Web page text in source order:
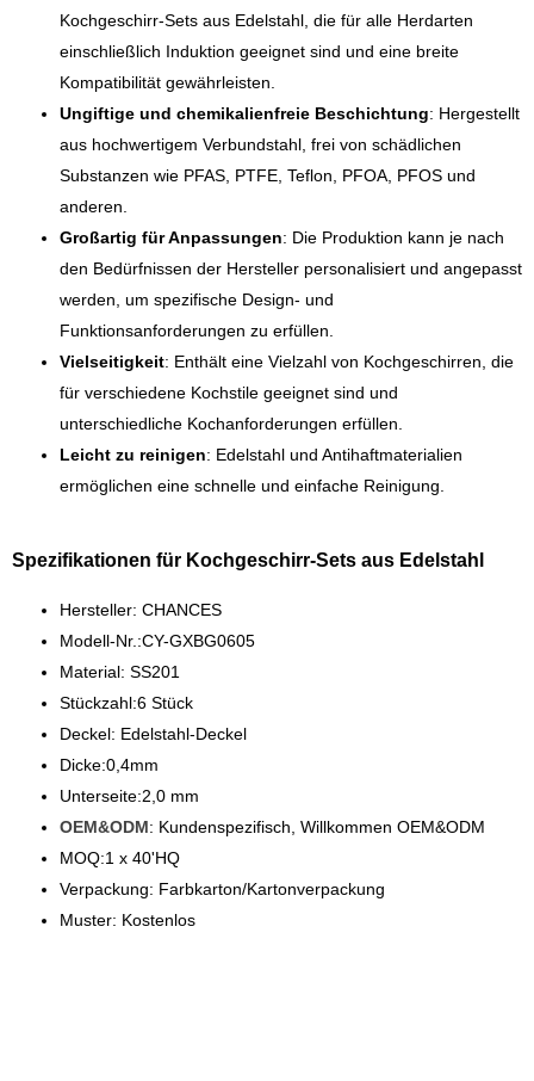
Kochgeschirr-Sets aus Edelstahl, die für alle Herdarten
einschließlich Induktion geeignet sind und eine breite
Kompatibilität gewährleisten.
Ungiftige und chemikalienfreie Beschichtung: Hergestellt
aus hochwertigem Verbundstahl, frei von schädlichen
Substanzen wie PFAS, PTFE, Teflon, PFOA, PFOS und
anderen.
Großartig für Anpassungen: Die Produktion kann je nach
den Bedürfnissen der Hersteller personalisiert und angepasst
werden, um spezifische Design- und
Funktionsanforderungen zu erfüllen.
Vielseitigkeit: Enthält eine Vielzahl von Kochgeschirren, die
für verschiedene Kochstile geeignet sind und
unterschiedliche Kochanforderungen erfüllen.
Leicht zu reinigen: Edelstahl und Antihaftmaterialien
ermöglichen eine schnelle und einfache Reinigung.
Spezifikationen für Kochgeschirr-Sets aus Edelstahl
Hersteller: CHANCES
Modell-Nr.:CY-GXBG0605
Material: SS201
Stückzahl:6 Stück
Deckel: Edelstahl-Deckel
Dicke:0,4mm
Unterseite:2,0 mm
OEM&ODM: Kundenspezifisch, Willkommen OEM&ODM
MOQ:1 x 40'HQ
Verpackung: Farbkarton/Kartonverpackung
Muster: Kostenlos